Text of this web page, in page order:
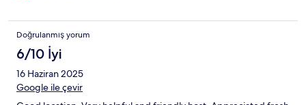
Doğrulanmış yorum
6/10 İyi
16 Haziran 2025
Google ile çevir